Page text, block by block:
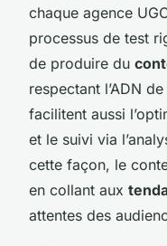
chaque agence
processus de test
de produire du
respectant l’ADN
facilitent aussi
et le suivi via
cette façon, le
en collant aux
attentes des